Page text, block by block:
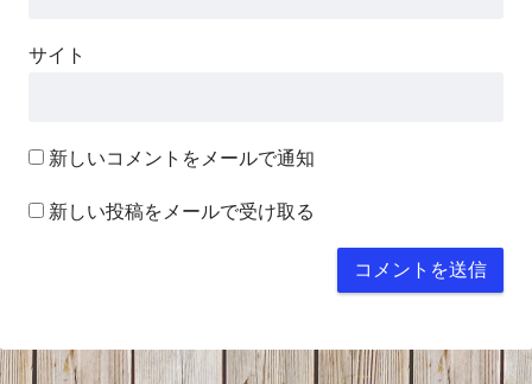
サイト
新しいコメントをメールで通知
新しい投稿をメールで受け取る